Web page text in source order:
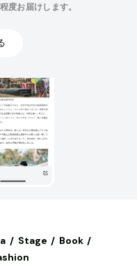
度お届けします。
Stage
Book